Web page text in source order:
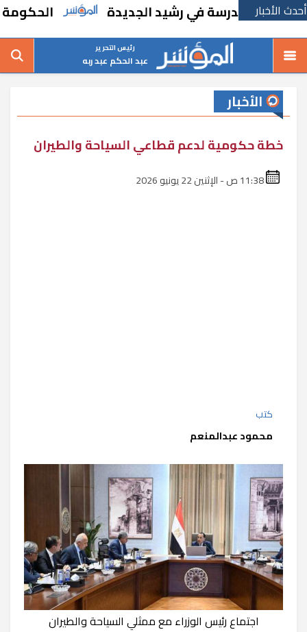
أحدث الأخبارمدرسة في رشيد الجديدة الحكومة تقر
رئيس التحرير
عبد الحكم عبد ربه
الأخبار
خطة حكومية لدعم قطاعي السياحة والطيران
كتب
محمود عبدالمنعم
اجتماع رئيس الوزراء مع ممثلي السياحة والطيران